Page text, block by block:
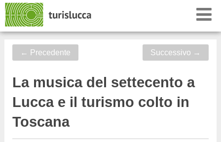
← Precedente Successivo →
La musica del settecento a
Lucca e il turismo colto in
Toscana